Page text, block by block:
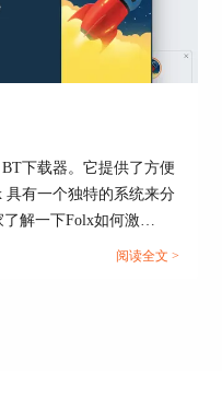
容就这么多了，如果
学习，可以登录Folx
下载器。它提供了方便
具有一个独特的系统来分
解一下Folx如何激
阅读全文 >